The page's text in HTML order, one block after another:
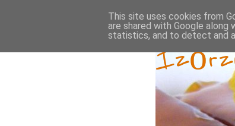
This site uses cookies from
are shared with Google
statistics, and to detect and